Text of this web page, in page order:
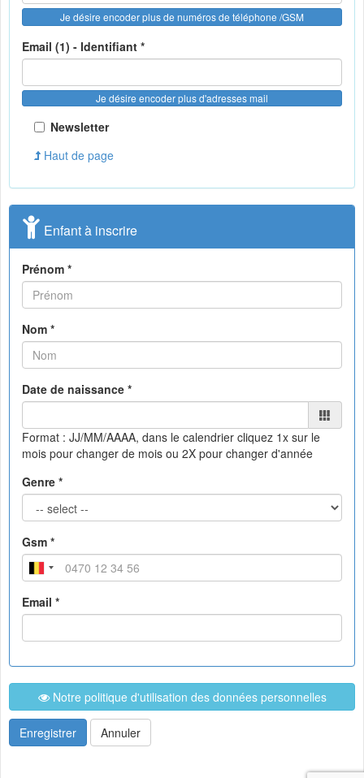
Je désire encoder plus de numéros de téléphone /GSM
Email (1) - Identifiant *
Je désire encoder plus d'adresses mail
Newsletter
Haut de page
Enfant à inscrire
Prénom *
Nom *
Date de naissance *
Format : JJ/MM/AAAA, dans le calendrier cliquez 1x sur le
mois pour changer de mois ou 2X pour changer d'année
Genre *
Gsm *
Email *
Notre politique d'utilisation des données personnelles
Enregistrer Annuler